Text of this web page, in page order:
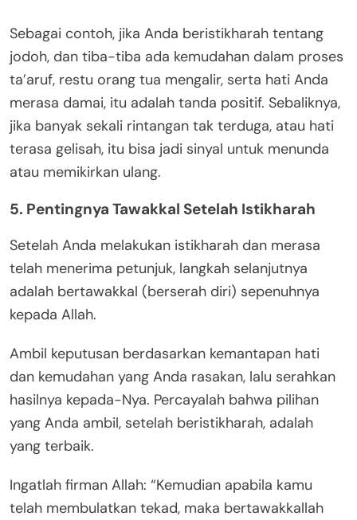
Sebagai contoh, jika Anda beristikharah tentang
jodoh, dan tiba-tiba ada kemudahan dalam proses
ta’aruf, restu orang tua mengalir, serta hati Anda
merasa damai, itu adalah tanda positif. Sebaliknya,
jika banyak sekali rintangan tak terduga, atau hati
terasa gelisah, itu bisa jadi sinyal untuk menunda
atau memikirkan ulang.
5. Pentingnya Tawakkal Setelah Istikharah
Setelah Anda melakukan istikharah dan merasa
telah menerima petunjuk, langkah selanjutnya
adalah bertawakkal (berserah diri) sepenuhnya
kepada Allah.
Ambil keputusan berdasarkan kemantapan hati
dan kemudahan yang Anda rasakan, lalu serahkan
hasilnya kepada-Nya. Percayalah bahwa pilihan
yang Anda ambil, setelah beristikharah, adalah
yang terbaik.
Ingatlah firman Allah: “Kemudian apabila kamu
telah membulatkan tekad, maka bertawakkallah